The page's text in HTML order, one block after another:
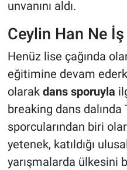
unvanını aldı.
Ceylin Han Ne İş
Henüz lise çağında
eğitimine devam
olarak dans sporuyla
breaking dans dalında
sporcularından biri
yetenek, katıldığı
yarışmalarda ülkesini